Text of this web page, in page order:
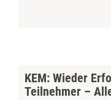
KEM: Wieder
Teilnehmer –